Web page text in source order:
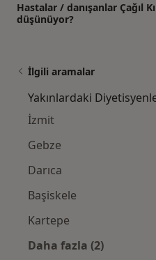
Hastalar / danışanlar Çağıl
düşünüyor?
İlgili aramalar
Yakınlardaki
İzmit
Gebze
Darıca
Başiskele
Kartepe
Daha fazla (2)